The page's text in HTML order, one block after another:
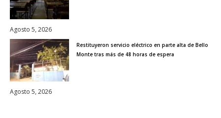
Agosto 5, 2026
Restituyeron servicio eléctrico en parte alta de Bello
Monte tras más de 48 horas de espera
Agosto 5, 2026